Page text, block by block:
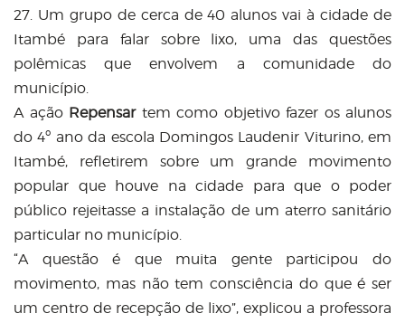
27. Um grupo de cerca de 40 alunos vai à cidade de
Itambé para falar sobre lixo, uma das questões
polêmicas que envolvem a comunidade do
município.
A ação Repensartem como objetivo fazer os alunos
do 4º ano da escola Domingos Laudenir Viturino, em
Itambé, refletirem sobre um grande movimento
popular que houve na cidade para que o poder
público rejeitasse a instalação de um aterro sanitário
particular no município.
“A questão é que muita gente participou do
movimento, mas não tem consciência do que é ser
um centro de recepção de lixo”, explicou a professora